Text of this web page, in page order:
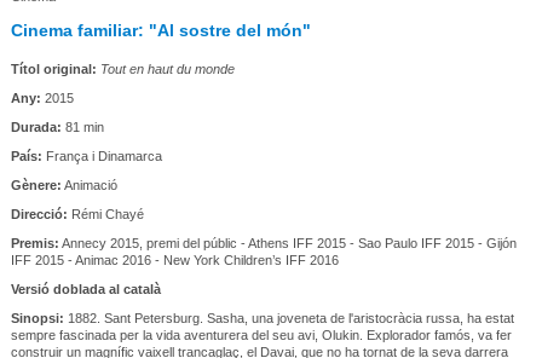
Cinema familiar: "Al sostre del món"
Títol original: Tout en haut du monde
Any: 2015
Durada: 81 min
País: França i Dinamarca
Gènere: Animació
Direcció: Rémi Chayé
Premis: Annecy 2015, premi del públic - Athens IFF 2015 - Sao Paulo IFF 2015 - Gijón
IFF 2015 - Animac 2016 - New York Children’s IFF 2016
Versió doblada al català
Sinopsi: 1882. Sant Petersburg. Sasha, una joveneta de l'aristocràcia russa, ha estat
sempre fascinada per la vida aventurera del seu avi, Olukin. Explorador famós, va fer
construir un magnífic vaixell trancaglaç, el Davai, que no ha tornat de la seva darrera